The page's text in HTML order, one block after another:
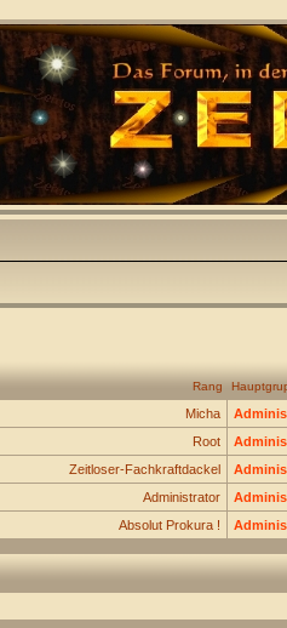
Rang
Micha
Root
Zeitloser-Fachkraftdackel
Administrator
Absolut Prokura !